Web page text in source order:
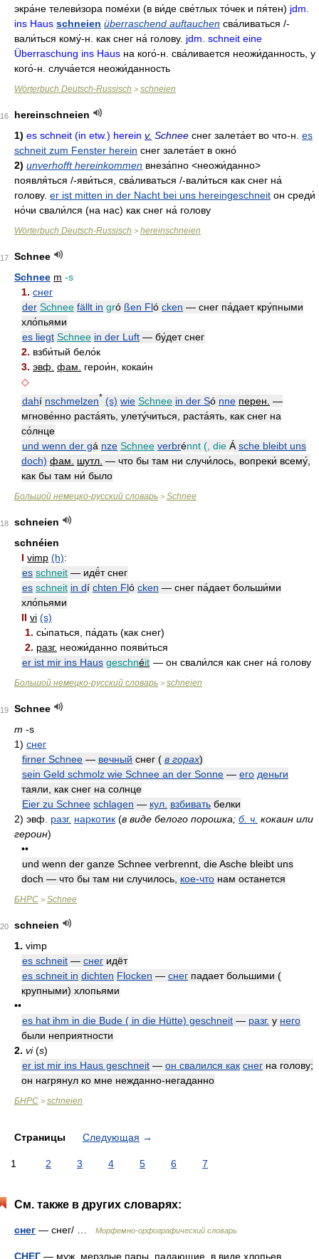
экра́не телеви́зора поме́хи (в ви́де све́тлых то́чек и пя́тен) jdm.
ins Haus schneien überraschend auftauchen сва́ливаться /-
вали́ться кому́-н как снег на́ голову. jdm. schneit eine
Überraschung ins Haus на кого́-н сва́ливается неожи́данность у
кого́-н случа́ется неожи́данность
Wörterbuch Deutsch-Russisch > schneien
16
hereinschneien
1) es schneit (in etw.) herein v. Schnee снег залета́ет во что-н es
schneit zum Fenster herein снег залета́ет в окно́
2) unverhofft hereinkommen внеза́пно <неожи́данно>
появля́ться /-яви́ться сва́ливаться /-вали́ться как снег на́
голову. er ist mitten in der Nacht bei uns hereingeschneit он среди́
но́чи свали́лся (на нас) как снег на́ голову
Wörterbuch Deutsch-Russisch > hereinschneien
17
Schnee
Schnee m -s
1. снег
der Schnee fällt in gró ßen Fló cken — снег па́дает кру́пными
хло́пьями
es liegt Schnee in der Luft — бу́дет снег
2. взби́тый бело́к
3. эвф. фам.
герои́н, кокаи́н
◇
dahí nschmelzen* (s) wie Schnee in der Só nne перен. —
мгнове́нно раста́ять, улету́читься, раста́ять, как снег на
со́лнце
und wenn der gá nze Schnee verbrénnt (, die Á sche bleibt uns
doch) фам. шутл. — что бы там ни случи́лось, вопреки́ всему́,
как бы там ни́ было
Большой немецко-русский словарь > Schnee
18
schneien
schnéien
I vimp (h):
es schneit — идё́т снег
es schneit in dí chten Fló cken — снег па́дает больши́ми
хло́пьями
II vi (s)
1. сы́паться, па́дать (как снег)
2. разг. неожи́данно появи́ться
er ist mir ins Haus geschnéit — он свали́лся как снег на́ голову
Большой немецко-русский словарь > schneien
19
Schnee
m -s
1) снег
firner Schnee — вечный снег ( в горах)
sein Geld schmolz wie Schnee an der Sonne — его деньги
таяли, как снег на солнце
Eier zu Schnee schlagen — кул. взбивать белки
2) эвф. разг. наркотик (в виде белого порошка; б. ч. кокаин или
героин)
••
und wenn der ganze Schnee verbrennt, die Asche bleibt uns
doch — что бы там ни случилось, кое-что нам останется
БНРС > Schnee
20
schneien
1. vimp
es schneit — снег идёт
es schneit in dichten Flocken — снег падает большими (
крупными) хлопьями
••
es hat ihm in die Bude ( in die Hütte) geschneit — разг. у него
были неприятности
2. vi(s)
er ist mir ins Haus geschneit — он свалился как снег на голову;
он нагрянул ко мне нежданно-негаданно
БНРС > schneien
Страницы Следующая →
1 2 3 4 5 6 7
См. также в других словарях:
снег — снег/ … Морфемно-орфографический словарь
СНЕГ — муж. мерзлые пары, падающие, в виде хлопьев,